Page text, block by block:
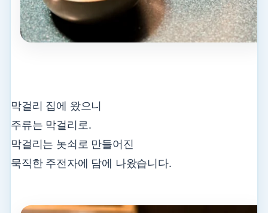
막걸리 집에 왔으니
주류는 막걸리로.
막걸리는 놋쇠로 만들어진
묵직한 주전자에 담에 나왔습니다.